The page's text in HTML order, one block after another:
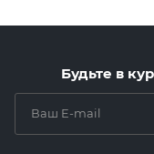
Будьте в